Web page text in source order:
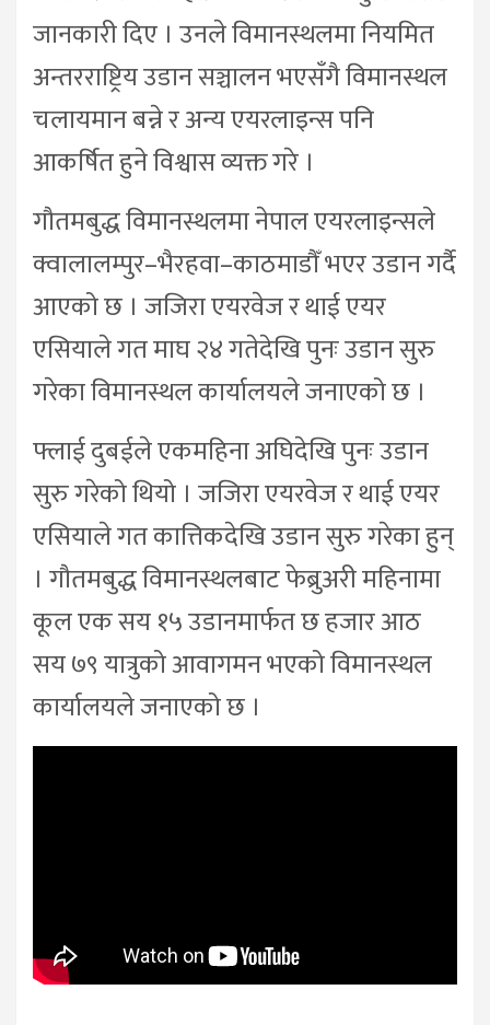
जानकारी दिए । उनले विमानस्थलमा नियमित
अन्तरराष्ट्रिय उडान सञ्चालन भएसँगै विमानस्थल
चलायमान बन्ने र अन्य एयरलाइन्स पनि
आकर्षित हुने विश्वास व्यक्त गरे ।
गौतमबुद्ध विमानस्थलमा नेपाल एयरलाइन्सले
क्वालालम्पुर–भैरहवा–काठमाडौँ भएर उडान गर्दै
आएको छ । जजिरा एयरवेज र थाई एयर
एसियाले गत माघ २४ गतेदेखि पुनः उडान सुरु
गरेका विमानस्थल कार्यालयले जनाएको छ ।
फ्लाई दुबईले एकमहिना अघिदेखि पुनः उडान
सुरु गरेको थियो । जजिरा एयरवेज र थाई एयर
एसियाले गत कात्तिकदेखि उडान सुरु गरेका हुन्
। गौतमबुद्ध विमानस्थलबाट फेब्रुअरी महिनामा
कूल एक सय १५ उडानमार्फत छ हजार आठ
सय ७९ यात्रुको आवागमन भएको विमानस्थल
कार्यालयले जनाएको छ ।